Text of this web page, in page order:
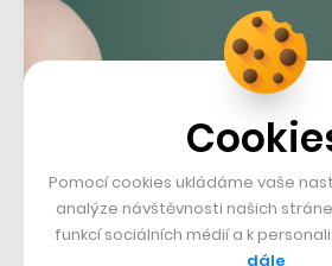
Pomocí cookies ukládáme vaše
analýze návštěvnosti našich
funkcí sociálních médií a k
dále